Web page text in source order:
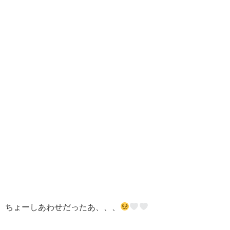
ちょーしあわせだったあ、、、